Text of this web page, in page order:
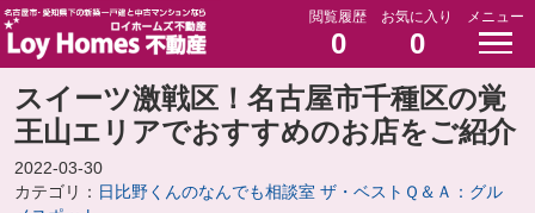
閲覧履歴
0
お気に入り
0
メニュー
スイーツ激戦区！名古屋市千種区の覚
王山エリアでおすすめのお店をご紹介
2022-03-30
カテゴリ： 日比野くんのなんでも相談室 ザ・ベストＱ＆Ａ：グル